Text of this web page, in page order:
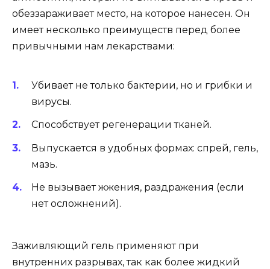
обеззараживает место, на которое нанесен. Он
имеет несколько преимуществ перед более
привычными нам лекарствами:
Убивает не только бактерии, но и грибки и
вирусы.
Способствует регенерации тканей.
Выпускается в удобных формах: спрей, гель,
мазь.
Не вызывает жжения, раздражения (если
нет осложнений).
Заживляющий гель применяют при
внутренних разрывах, так как более жидкий